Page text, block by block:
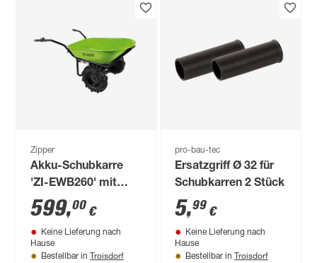
Zipper
Akku-Schubkarre
'ZI-EWB260' mit
Akku und Ladegerät
599,00 €
Keine Lieferung nach
Hause
Bestellbar in Troisdorf
pro-bau-tec
Ersatzgriff Ø 32 für
Schubkarren 2 Stück
5,99 €
Keine Lieferung nach
Hause
Bestellbar in Troisdorf